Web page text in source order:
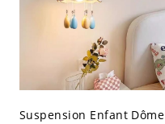
Suspension Enfant Dôme